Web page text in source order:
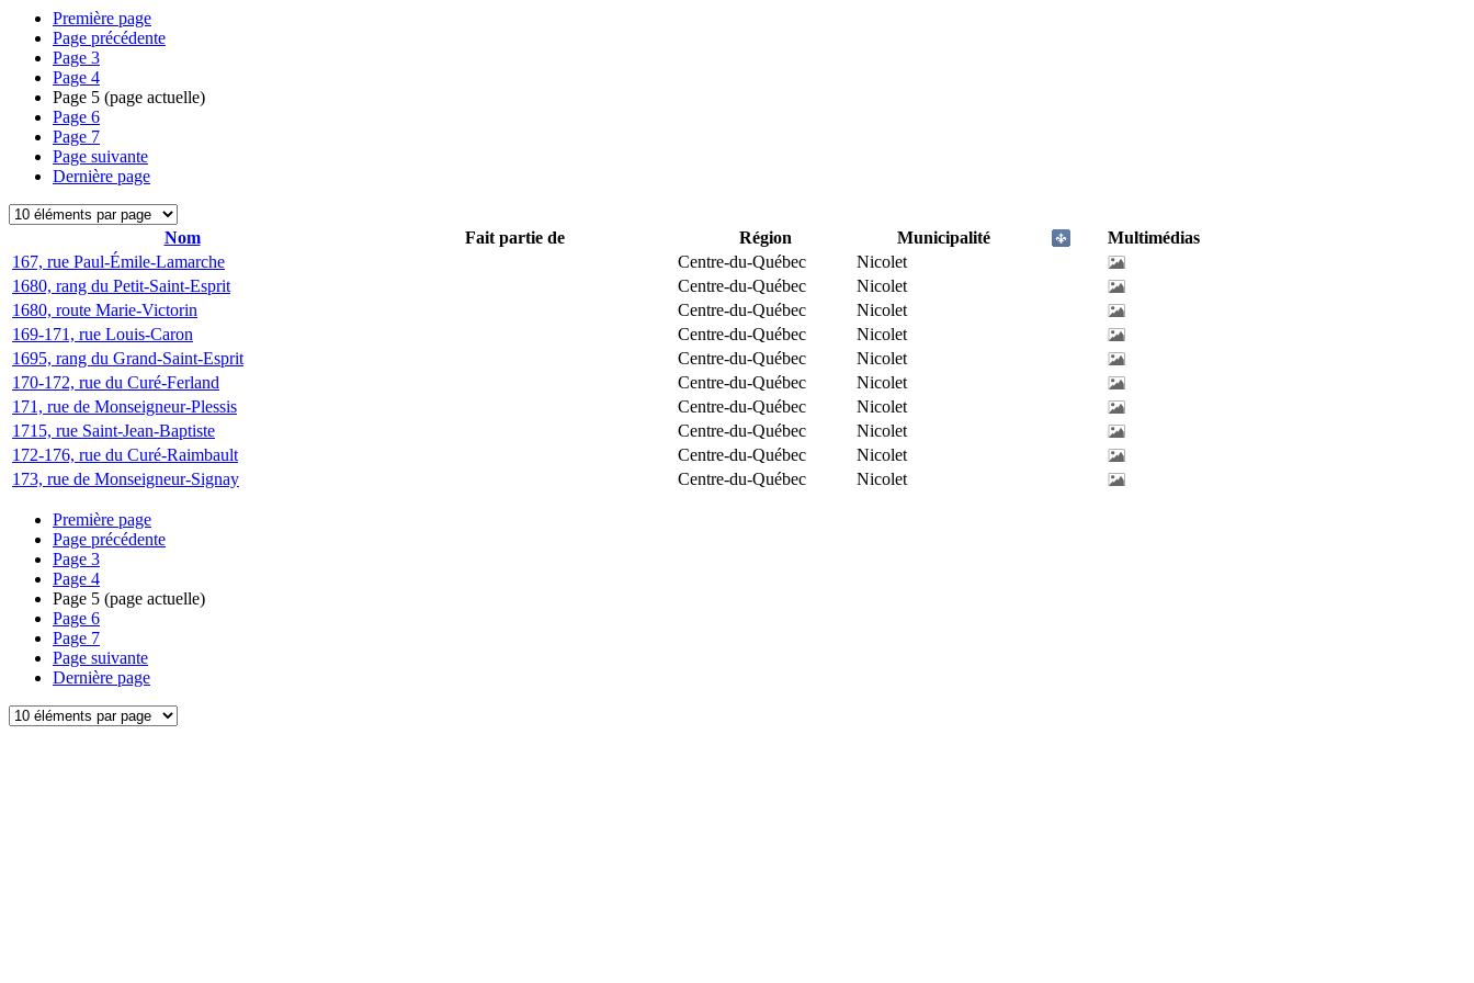
Première page
Page précédente
Page 3
Page 4
Page 5 (page actuelle)
Page 6
Page 7
Page suivante
Dernière page
Nom Fait partie de Région Municipalité
Multimédias
167, rue Paul-Émile-Lamarche
Centre-du-Québec
Nicolet
1680, rang du Petit-Saint-Esprit
Centre-du-Québec
Nicolet
1680, route Marie-Victorin
Centre-du-Québec
Nicolet
169-171, rue Louis-Caron
Centre-du-Québec
Nicolet
1695, rang du Grand-Saint-Esprit
Centre-du-Québec
Nicolet
170-172, rue du Curé-Ferland
Centre-du-Québec
Nicolet
171, rue de Monseigneur-Plessis
Centre-du-Québec
Nicolet
1715, rue Saint-Jean-Baptiste
Centre-du-Québec
Nicolet
172-176, rue du Curé-Raimbault
Centre-du-Québec
Nicolet
173, rue de Monseigneur-Signay
Centre-du-Québec Nicolet
Première page
Page précédente
Page 3
Page 4
Page 5 (page actuelle)
Page 6
Page 7
Page suivante
Dernière page